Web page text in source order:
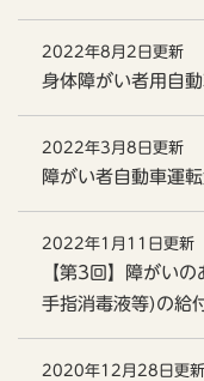
2022年8月2日更新
身体障がい者用自
2022年3月8日更新
障がい者自動車運
2022年1月11日更新
【第3回】障がい
手指消毒液等)の給
2020年12月28日更新